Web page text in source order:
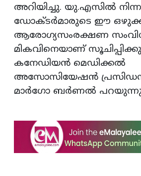
അറിയിച്ചു. യു.എസിൽ
ഡോക്ടർമാരുടെ ഈ
ആരോഗ്യസംരക്ഷണ
മികവിനെയാണ്
കനേഡിയൻ മെഡിക്കൽ
അസോസിയേഷൻ
മാർഗോ ബർണൽ